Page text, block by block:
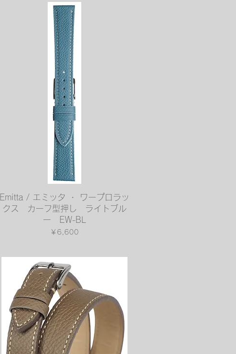
クイックビュー
Emitta / エミッタ ・ ワープロラッ
クス カーフ型押し ライトブル
ー EW-BL
価格
￥6,600